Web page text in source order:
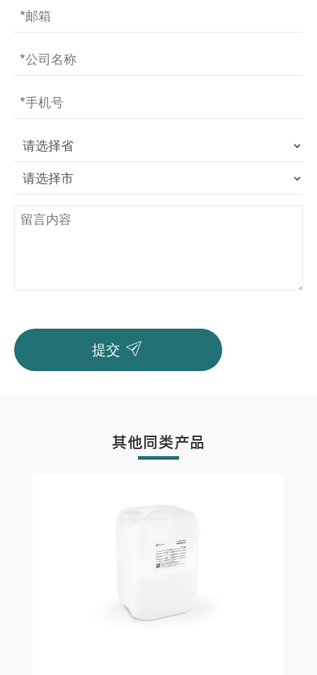
提交 
其他同类产品